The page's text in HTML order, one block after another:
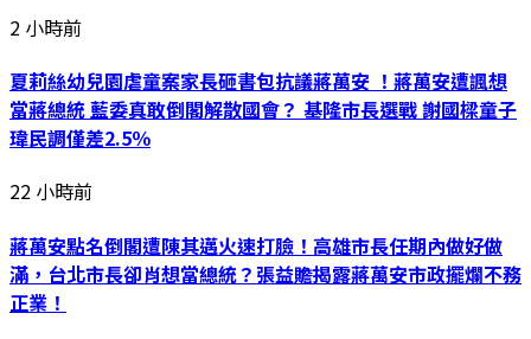
2 小時前
夏莉絲幼兒園虐童案家長砸書包抗議蔣萬安 ！蔣萬安遭諷想
當蔣總統 藍委真敢倒閣解散國會？ 基隆市長選戰 謝國樑童子
瑋民調僅差2.5％
22 小時前
蔣萬安點名倒閣遭陳其邁火速打臉！高雄市長任期內做好做
滿，台北市長卻肖想當總統？張益贍揭露蔣萬安市政擺爛不務
正業！